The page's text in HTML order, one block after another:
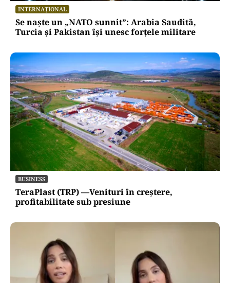
INTERNAȚIONAL
Se naște un „NATO sunnit”: Arabia Saudită,
Turcia și Pakistan își unesc forțele militare
BUSINESS
TeraPlast (TRP) —Venituri în creștere,
profitabilitate sub presiune